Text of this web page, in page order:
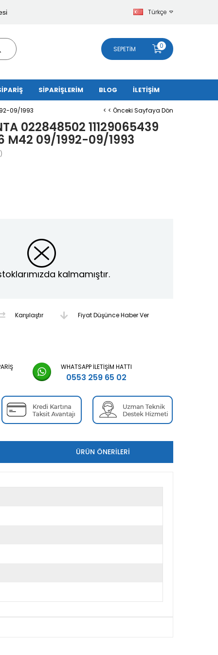
Türkçe
SEPETIM 0
SİPARİŞLERİM BLOG İLETİŞİM
09/1993 < < Önceki Sayfaya Dön
022848502 11129065439
M42 09/1992-09/1993
kalmamıştır.
Karşılaştır
Fiyat Düşünce Haber Ver
WHATSAPP İLETIŞIM HATTI
0553 259 65 02
ÜRÜN ÖNERILERI